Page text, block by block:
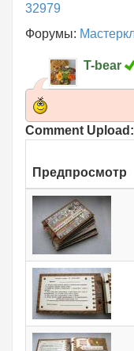
32979
Форумы:
T-bear
Comment Upload:
Предпросмотр